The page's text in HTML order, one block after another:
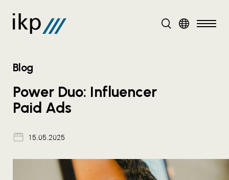
DE
Blog
Power Duo: Influencer
Paid Ads
15.05.2025